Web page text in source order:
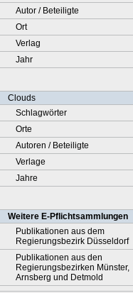
Autor / Beteiligte
Ort
Verlag
Jahr
Clouds
Schlagwörter
Orte
Autoren / Beteiligte
Verlage
Jahre
Weitere E-Pflichtsammlungen
Publikationen aus dem
Regierungsbezirk Düsseldorf
Publikationen aus den
Regierungsbezirken Münster,
Arnsberg und Detmold